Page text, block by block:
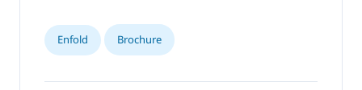
Enfold Brochure